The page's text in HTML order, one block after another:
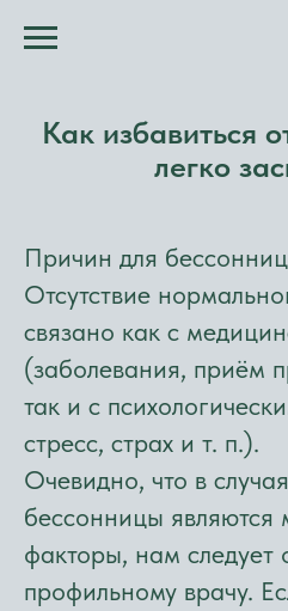
​​Как избавиться
легко
Причин для
Отсутствие
связано как с
(заболевания, приём
так и с
стресс, страх и т. п.).
Очевидно, что в
бессонницы являются
факторы, нам следует
профильному врачу.